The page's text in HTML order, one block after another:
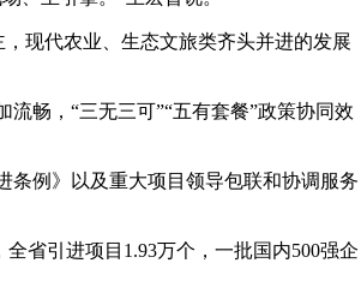
现代农业、生态文旅类齐头并进的发展
畅，“三无三可”“五有套餐”政策协同效
例》以及重大项目领导包联和协调服务
省引进项目1.93万个，一批国内500强企